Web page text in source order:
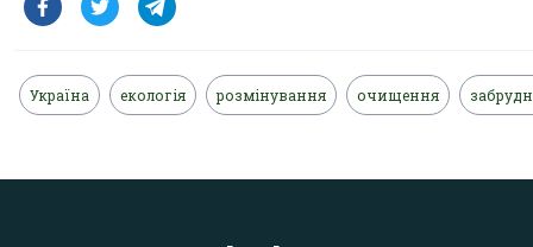
Україна екологія розмінування очищення